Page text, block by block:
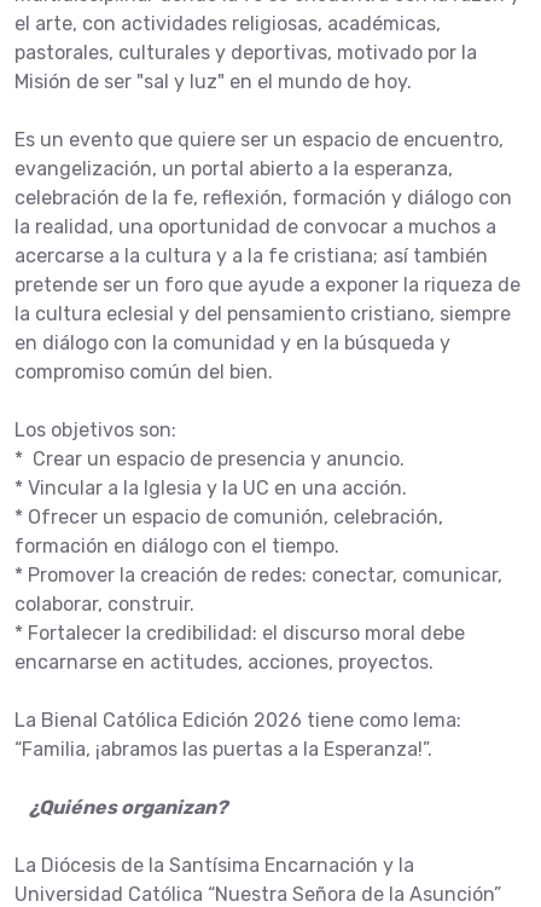
el arte, con actividades religiosas, académicas,
pastorales, culturales y deportivas, motivado por la
Misión de ser "sal y luz" en el mundo de hoy.
Es un evento que quiere ser un espacio de encuentro,
evangelización, un portal abierto a la esperanza,
celebración de la fe, reflexión, formación y diálogo con
la realidad, una oportunidad de convocar a muchos a
acercarse a la cultura y a la fe cristiana; así también
pretende ser un foro que ayude a exponer la riqueza de
la cultura eclesial y del pensamiento cristiano, siempre
en diálogo con la comunidad y en la búsqueda y
compromiso común del bien.
Los objetivos son:
* Crear un espacio de presencia y anuncio.
* Vincular a la Iglesia y la UC en una acción.
* Ofrecer un espacio de comunión, celebración,
formación en diálogo con el tiempo.
* Promover la creación de redes: conectar, comunicar,
colaborar, construir.
* Fortalecer la credibilidad: el discurso moral debe
encarnarse en actitudes, acciones, proyectos.
La Bienal Católica Edición 2026 tiene como lema:
“Familia, ¡abramos las puertas a la Esperanza!”.
¿Quiénes organizan?
La Diócesis de la Santísima Encarnación y la
Universidad Católica “Nuestra Señora de la Asunción”